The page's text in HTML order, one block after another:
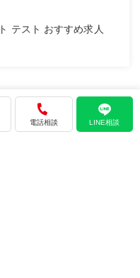
テスト おすすめ求人
電話相談 LINE相談